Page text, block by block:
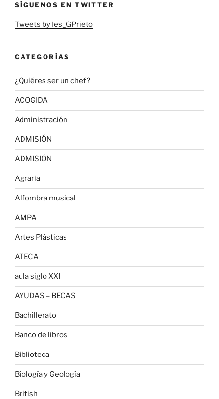
SÍGUENOS EN TWITTER
Tweets by Ies_GPrieto
CATEGORÍAS
¿Quiéres ser un chef?
ACOGIDA
Administración
ADMISIÓN
ADMISIÓN
Agraria
Alfombra musical
AMPA
Artes Plásticas
ATECA
aula siglo XXI
AYUDAS – BECAS
Bachillerato
Banco de libros
Biblioteca
Biología y Geología
British